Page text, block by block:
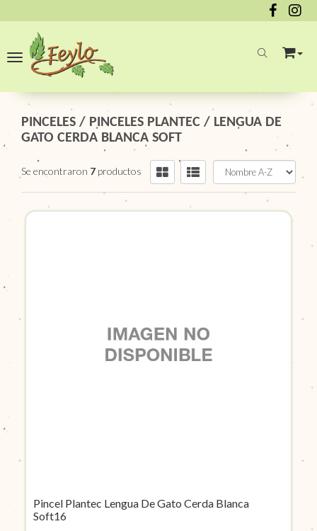
Toggle navigation
PINCELES / PINCELES PLANTEC / LENGUA DE
GATO CERDA BLANCA SOFT
Se encontraron 7 productos
Pincel Plantec Lengua De Gato Cerda Blanca
Soft16